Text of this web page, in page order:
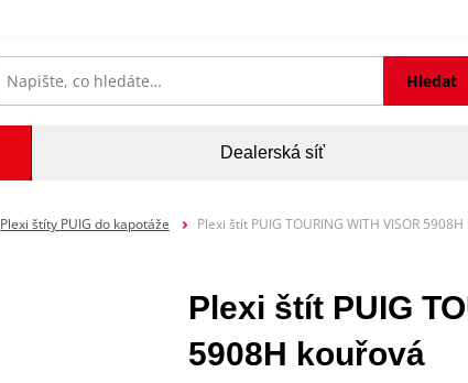
Hledat
Dealerská síť
Plexi štíty PUIG do kapotáže Plexi štít PUIG TOURING WITH VISOR
Plexi štít PUIG
5908H kouřová